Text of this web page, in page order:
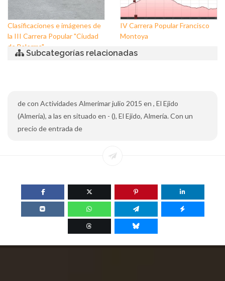
Clasificaciones e imágenes de
la III Carrera Popular "Ciudad
de Balerma"
IV Carrera Popular Francisco
Montoya
Subcategorías relacionadas
de con Actividades Almerimar julio 2015 en , El Ejido
(Almería), a las en situado en - (), El Ejido, Almería. Con un
precio de entrada de